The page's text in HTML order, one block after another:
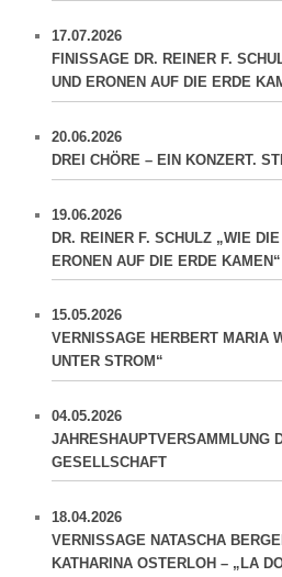
17.07.2026
FINISSAGE DR. REINER F.
UND ERONEN AUF DIE ERDE
20.06.2026
DREI CHÖRE – EIN KONZERT.
19.06.2026
DR. REINER F. SCHULZ „WIE
ERONEN AUF DIE ERDE KAMEN“
15.05.2026
VERNISSAGE HERBERT MARIA
UNTER STROM“
04.05.2026
JAHRESHAUPTVERSAMMLUNG
GESELLSCHAFT
18.04.2026
VERNISSAGE NATASCHA
KATHARINA OSTERLOH – „LA